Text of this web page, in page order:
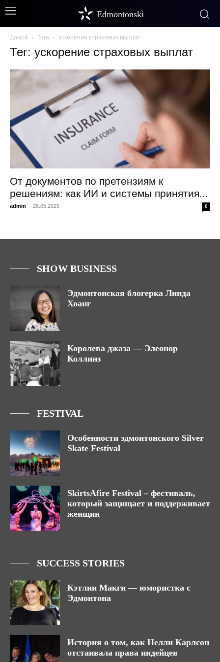
Edmontonski
Домой Теги ускорение страховых выплат
Тег: ускорение страховых выплат
От документов по претензиям к
решениям: как ИИ и системы принятия...
admin - 28.05.2025 0
SHOW BUSINESS
Эдмонтонская блогерка Линда
Хоанг
Королева джаза — Элеонор
Коллинз
FESTIVAL
Особенности эдмонтонского Silver
Skate Festival
SkirtsAfire Festival – фестиваль,
который защищает и поддерживает
женщин
SUCCESS STORIES
Кэтлин Макги — юмористка с
Эдмонтона
История о том, как Нелли Карлсон
отстаивала права индейцев